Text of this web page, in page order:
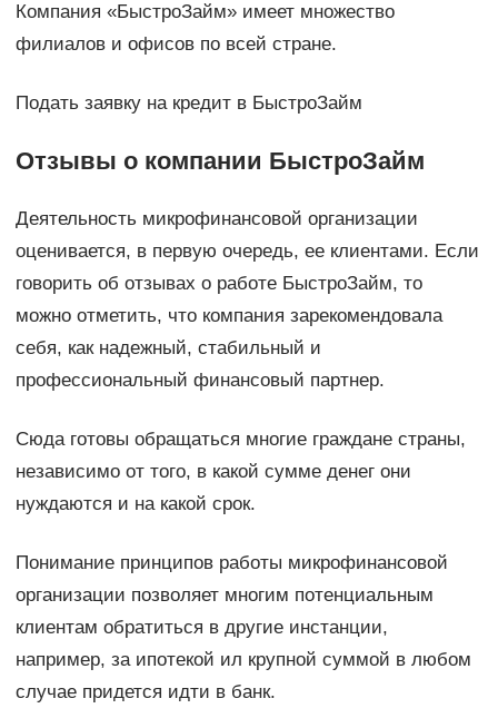
Компания «БыстроЗайм» имеет множество
филиалов и офисов по всей стране.
Подать заявку на кредит в БыстроЗайм
Отзывы о компании БыстроЗайм
Деятельность микрофинансовой организации
оценивается, в первую очередь, ее клиентами. Если
говорить об отзывах о работе БыстроЗайм, то
можно отметить, что компания зарекомендовала
себя, как надежный, стабильный и
профессиональный финансовый партнер.
Сюда готовы обращаться многие граждане страны,
независимо от того, в какой сумме денег они
нуждаются и на какой срок.
Понимание принципов работы микрофинансовой
организации позволяет многим потенциальным
клиентам обратиться в другие инстанции,
например, за ипотекой ил крупной суммой в любом
случае придется идти в банк.